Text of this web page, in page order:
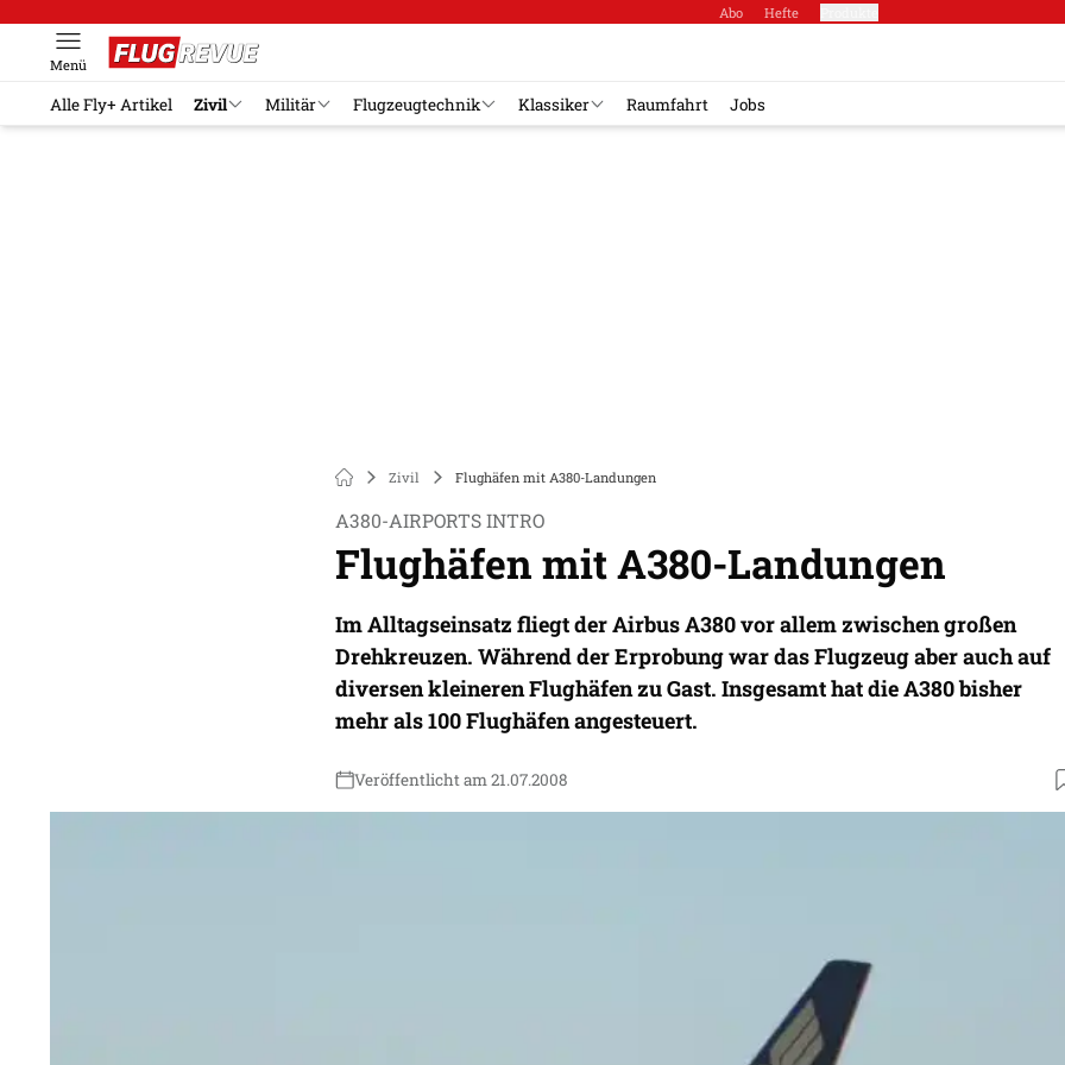
Abo Hefte
Menü
Alle Fly+ Artikel Zivil Militär Flugzeugtechnik Klassiker Raumfahrt Jobs
Zivil Flughäfen mit A380-Landungen
A380-AIRPORTS INTRO
Flughäfen mit A380-Landungen
Im Alltagseinsatz fliegt der Airbus A380 vor allem zwischen großen
Drehkreuzen. Während der Erprobung war das Flugzeug aber auch auf
diversen kleineren Flughäfen zu Gast. Insgesamt hat die A380 bisher
mehr als 100 Flughäfen angesteuert.
Veröffentlicht am 21.07.2008